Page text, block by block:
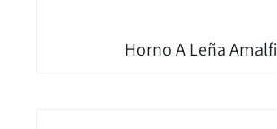
Horno A Leña Amalfi